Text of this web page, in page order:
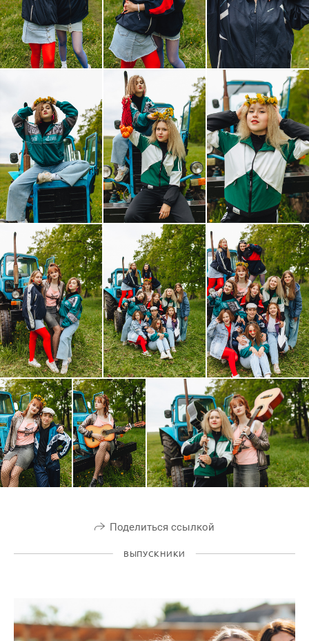
Поделиться ссылкой
ВЫПУСКНИКИ